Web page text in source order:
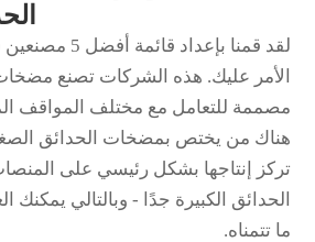
لقد قمنا بإعداد
الأمر عليك. هذه الشركات تصنع
مصممة للتعامل مع مختلف المواقف
هناك من يختص بمضخات الحدائق
تركز إنتاجها بشكل رئيسي على
الحدائق الكبيرة جدًا - وبالتالي يمكنك
ما تتمناه.